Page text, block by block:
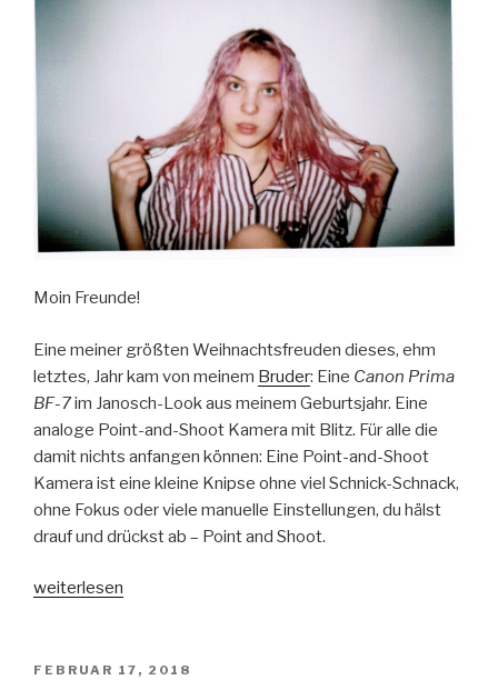
Moin Freunde!
Eine meiner größten Weihnachtsfreuden dieses, ehm
letztes, Jahr kam von meinem Bruder: Eine Canon Prima
BF-7im Janosch-Look aus meinem Geburtsjahr. Eine
analoge Point-and-Shoot Kamera mit Blitz. Für alle die
damit nichts anfangen können: Eine Point-and-Shoot
Kamera ist eine kleine Knipse ohne viel Schnick-Schnack,
ohne Fokus oder viele manuelle Einstellungen, du hälst
drauf und drückst ab – Point and Shoot.
„The
Tigerentenknipse“
weiterlesen
VERÖFFENTLICHT
FEBRUAR 17, 2018